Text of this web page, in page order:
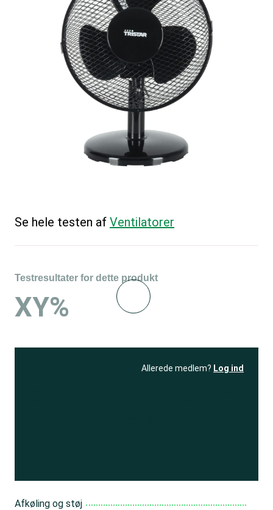
Se hele testen af Ventilatorer
Testresultater for dette produkt
XY%
Allerede medlem? Log ind
Afkøling og støj